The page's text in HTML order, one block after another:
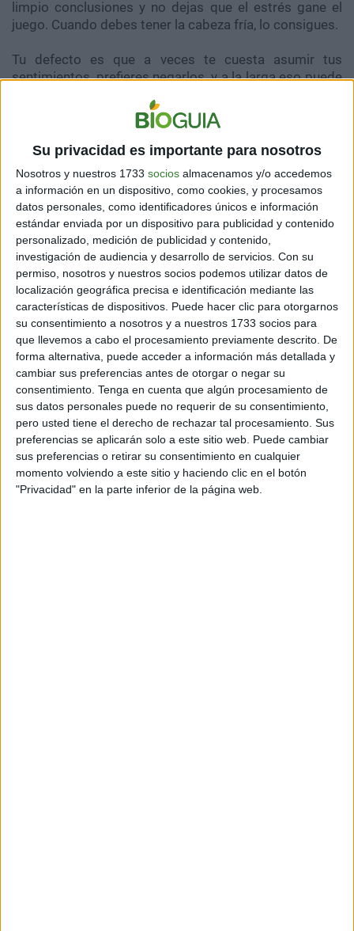
Su privacidad es importante para nosotros
Nosotros y nuestros 1733 socios almacenamos y/o accedemos
a información en un dispositivo, como cookies, y procesamos
datos personales, como identificadores únicos e información
estándar enviada por un dispositivo para publicidad y contenido
personalizado, medición de publicidad y contenido,
investigación de audiencia y desarrollo de servicios. Con su
permiso, nosotros y nuestros socios podemos utilizar datos de
localización geográfica precisa e identificación mediante las
características de dispositivos. Puede hacer clic para otorgarnos
su consentimiento a nosotros y a nuestros 1733 socios para
que llevemos a cabo el procesamiento previamente descrito. De
forma alternativa, puede acceder a información más detallada y
cambiar sus preferencias antes de otorgar o negar su
consentimiento. Tenga en cuenta que algún procesamiento de
sus datos personales puede no requerir de su consentimiento,
pero usted tiene el derecho de rechazar tal procesamiento. Sus
preferencias se aplicarán solo a este sitio web. Puede cambiar
sus preferencias o retirar su consentimiento en cualquier
momento volviendo a este sitio y haciendo clic en el botón
"Privacidad" en la parte inferior de la página web.
limpio conclusiones y no dejas que el estrés gane el
juego. Cuando debes tener la cabeza fría, lo consigues.
Tu defecto es que a veces te cuesta asumir tus
sentimientos, prefieres negarlos, y a la larga eso puede
más conectada con sus emociones.
2. Batman
Si lo primero que viste fue a Batman, es porque tienes
la capacidad de enfrentarte a los problemas con
fortaleza de espíritu. Sabes que la única salida posible
de los problemas es tratar de avanzar y dejar el pasado
atrás.
Tu mayor virtud es tu capacidad de reinventarte
permanentemente, de sacar siempre algo dentro tuyo
que ni siquiera sabías que estaba ahí. Cuando la
situación así lo requiere, siempre sacas una habilidad
de debajo de la manga que te ayudará a resolver el
problema.
Tu defecto es que a veces puedes darte la cabeza
contra la pared. Vas hacia adelante y no siempre mides
las consecuencias. A veces, terminas resolviendo un
problema a costa de generar uno nuevo. Debes
aprender a bajar un poco la intensidad cuando sea
necesario pensar las cosas dos veces.